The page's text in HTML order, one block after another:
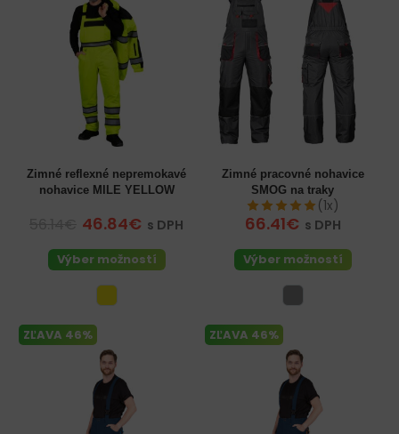
Zimné reflexné nepremokavé
nohavice MILE YELLOW
46.84€ s DPH
Výber možností
Zimné pracovné nohavice
SMOG na traky
(1x)
66.41€ s DPH
Výber možností
ZĽAVA 46% ZĽAVA 46%